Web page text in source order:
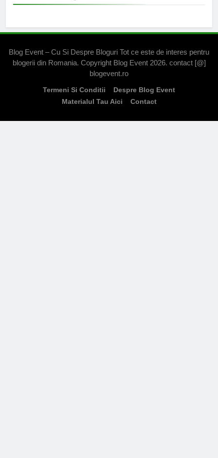
Blog Event – Cu Si Despre Bloguri Tot ce este de interes pentru
blogerii din Romania. Copyright Blog Event 2026. contact [@]
blogevent.ro
Termeni Si Conditii
Despre Blog Event
Materialul Tau Aici
Contact